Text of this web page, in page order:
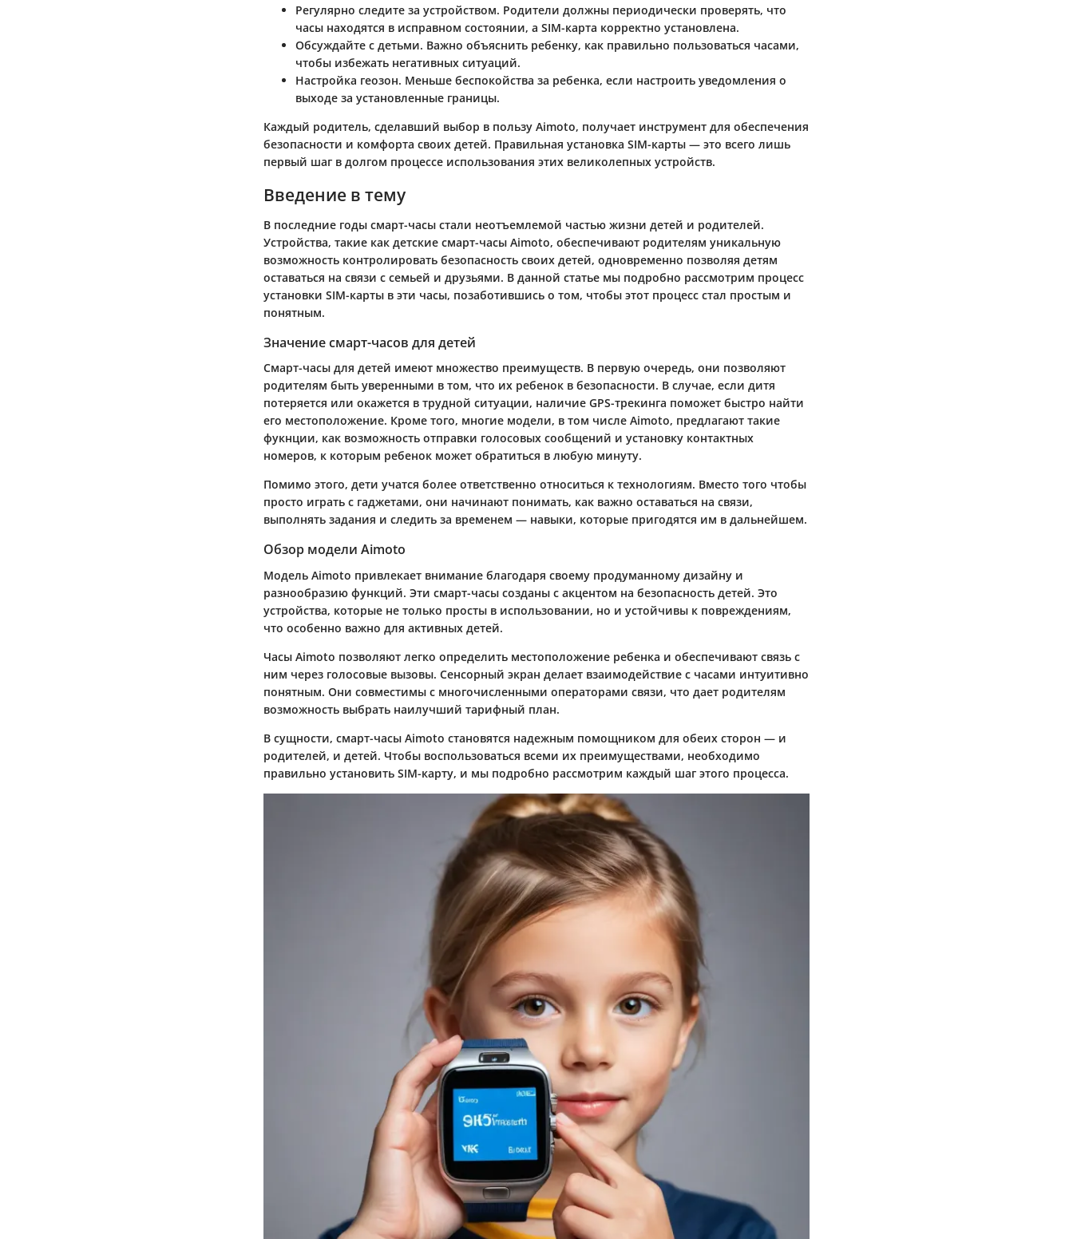
Регулярно следите за устройством. Родители должны периодически проверять, что
часы находятся в исправном состоянии, а SIM-карта корректно установлена.
Обсуждайте с детьми. Важно объяснить ребенку, как правильно пользоваться часами,
чтобы избежать негативных ситуаций.
Настройка геозон. Меньше беспокойства за ребенка, если настроить уведомления о
выходе за установленные границы.
Каждый родитель, сделавший выбор в пользу Aimoto, получает инструмент для обеспечения
безопасности и комфорта своих детей. Правильная установка SIM-карты — это всего лишь
первый шаг в долгом процессе использования этих великолепных устройств.
Введение в тему
В последние годы смарт-часы стали неотъемлемой частью жизни детей и родителей.
Устройства, такие как детские смарт-часы Aimoto, обеспечивают родителям уникальную
возможность контролировать безопасность своих детей, одновременно позволяя детям
оставаться на связи с семьей и друзьями. В данной статье мы подробно рассмотрим процесс
установки SIM-карты в эти часы, позаботившись о том, чтобы этот процесс стал простым и
понятным.
Значение смарт-часов для детей
Смарт-часы для детей имеют множество преимуществ. В первую очередь, они позволяют
родителям быть уверенными в том, что их ребенок в безопасности. В случае, если дитя
потеряется или окажется в трудной ситуации, наличие GPS-трекинга поможет быстро найти
его местоположение. Кроме того, многие модели, в том числе Aimoto, предлагают такие
фукнции, как возможность отправки голосовых сообщений и установку контактных
номеров, к которым ребенок может обратиться в любую минуту.
Помимо этого, дети учатся более ответственно относиться к технологиям. Вместо того чтобы
просто играть с гаджетами, они начинают понимать, как важно оставаться на связи,
выполнять задания и следить за временем — навыки, которые пригодятся им в дальнейшем.
Обзор модели Aimoto
Модель Aimoto привлекает внимание благодаря своему продуманному дизайну и
разнообразию функций. Эти смарт-часы созданы с акцентом на безопасность детей. Это
устройства, которые не только просты в использовании, но и устойчивы к повреждениям,
что особенно важно для активных детей.
Часы Aimoto позволяют легко определить местоположение ребенка и обеспечивают связь с
ним через голосовые вызовы. Сенсорный экран делает взаимодействие с часами интуитивно
понятным. Они совместимы с многочисленными операторами связи, что дает родителям
возможность выбрать наилучший тарифный план.
В сущности, смарт-часы Aimoto становятся надежным помощником для обеих сторон — и
родителей, и детей. Чтобы воспользоваться всеми их преимуществами, необходимо
правильно установить SIM-карту, и мы подробно рассмотрим каждый шаг этого процесса.